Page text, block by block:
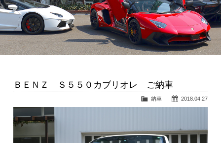
Official Blog
公式ブログ
Company info.
会社案内
ＢＥＮＺ Ｓ５５０カブリオレ ご納車
2018.04.27
納車